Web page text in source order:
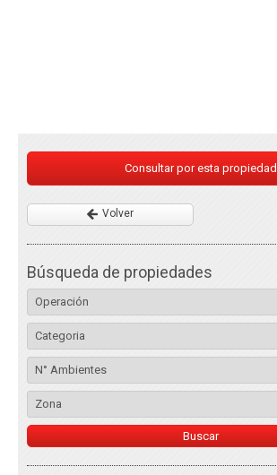
Consultar por esta propiedad
Volver
Búsqueda de propiedades